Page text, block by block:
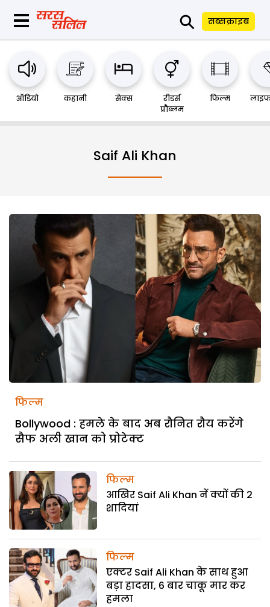
⚲ सब्सक्राइब
ऑडियो कहानी सेक्स
रीडर्स
प्रौब्लम
फिल्म
Saif Ali Khan
फिल्म
Bollywood : हमले के बाद अब रौनित रौय करेंगे
सैफ अली खान को प्रोटेक्ट
फिल्म
आखिर Saif Ali Khan नें क्यों की 2
शादियां
फिल्म
एक्टर Saif Ali Khan के साथ हुआ
बड़ा हादसा, 6 बार चाकू मार कर
हमला